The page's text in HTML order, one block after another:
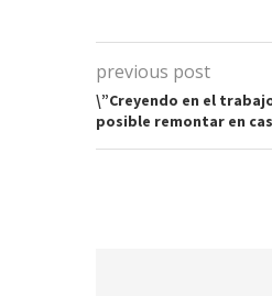
previous post
\”Creyendo en el
posible remontar en